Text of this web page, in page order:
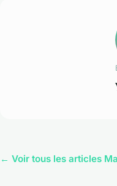
← Voir tous les articles